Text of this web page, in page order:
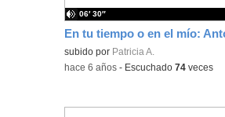
Contenido educativo.
subido por Patricia A.
06′ 30″
-hace 6 años - Escuchado74 veces